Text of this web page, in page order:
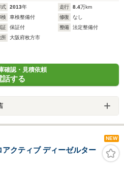
式 2013年 走行 8.4万km
検
車検整備付 修復
なし
証
保証付 整備
法定整備付
所
大阪府枚方市
確認・見積依頼
話する
NEW
クティブ ディーゼルター